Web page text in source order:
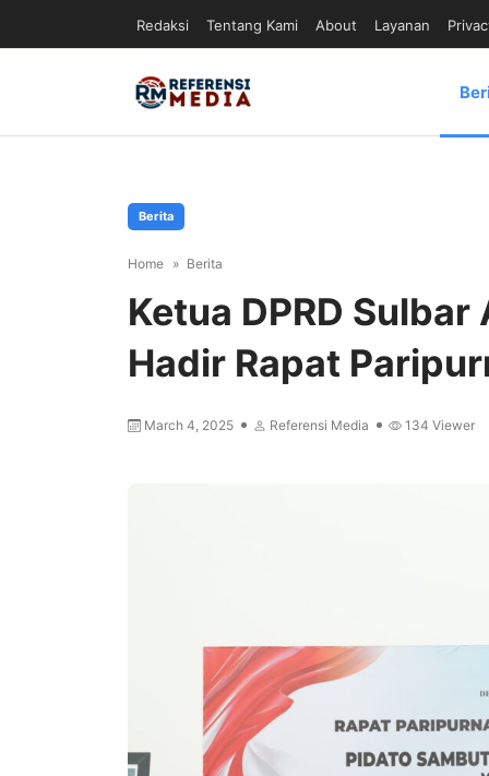
Redaksi Tentang Kami About Layanan
Berita
Home Berita
Ketua DPRD
Hadir Rapat
March 4, 2025 Referensi Media 134 Viewer